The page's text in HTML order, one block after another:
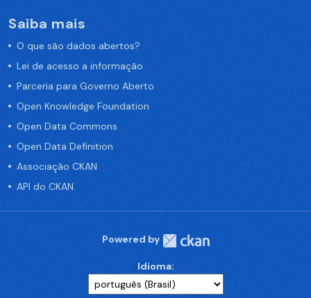
Saiba mais
O que são dados abertos?
Lei de acesso a informação
Parceria para Governo Aberto
Open Knowledge Foundation
Open Data Commons
Open Data Definition
Associação CKAN
API do CKAN
Powered by
Idioma